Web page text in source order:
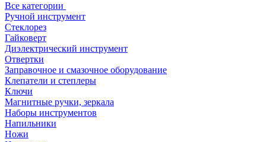
Все категории
Ручной инструмент
Стеклорез
Гайковерт
Диэлектрический инструмент
Отвертки
Заправочное и смазочное оборудование
Клепатели и степлеры
Ключи
Магнитные ручки, зеркала
Наборы инструментов
Напильники
Ножи